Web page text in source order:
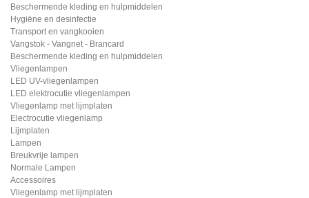
Beschermende kleding en hulpmiddelen
Hygiëne en desinfectie
Transport en vangkooien
Vangstok - Vangnet - Brancard
Beschermende kleding en hulpmiddelen
Vliegenlampen
LED UV-vliegenlampen
LED elektrocutie vliegenlampen
Vliegenlamp met lijmplaten
Electrocutie vliegenlamp
Lijmplaten
Lampen
Breukvrije lampen
Normale Lampen
Accessoires
Vliegenlamp met lijmplaten